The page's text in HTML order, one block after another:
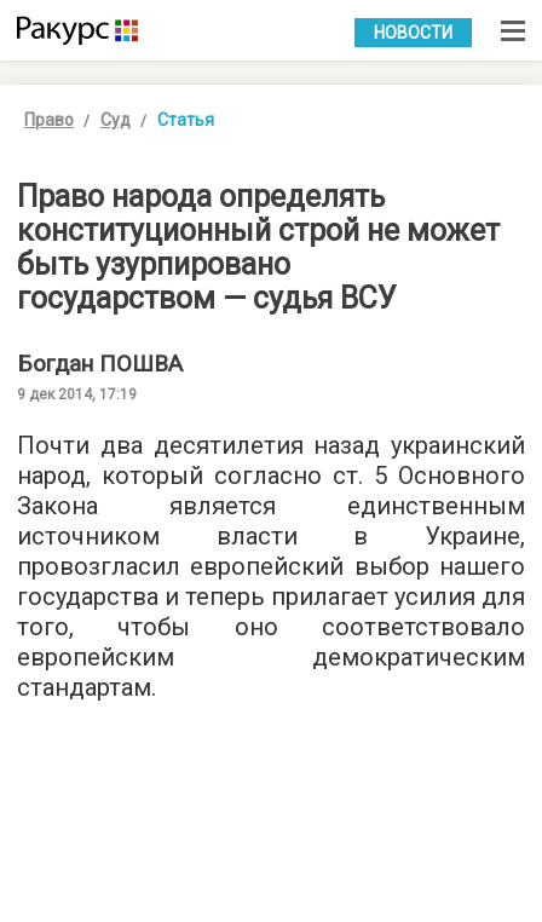
УКР РУС
НОВОСТИ
Право Суд Статья
Право народа определять
конституционный строй не может
быть узурпировано
государством — судья ВСУ
Богдан ПОШВА
9 дек 2014, 17:19
Почти два десятилетия назад украинский
народ, который согласно ст. 5 Основного
Закона является единственным
источником власти в Украине,
провозгласил европейский выбор нашего
государства и теперь прилагает усилия для
того, чтобы оно соответствовало
европейским демократическим
стандартам.